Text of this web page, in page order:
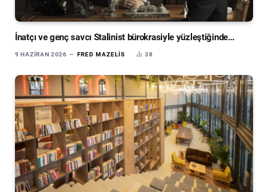
İnatçı ve genç savcı Stalinist bürokrasiyle yüzleştiğinde…
9 HAZIRAN 2026 FRED MAZELIS 38